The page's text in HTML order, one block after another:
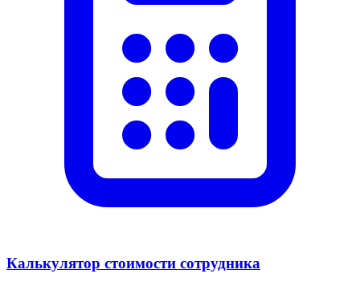
Калькулятор стоимости сотрудника